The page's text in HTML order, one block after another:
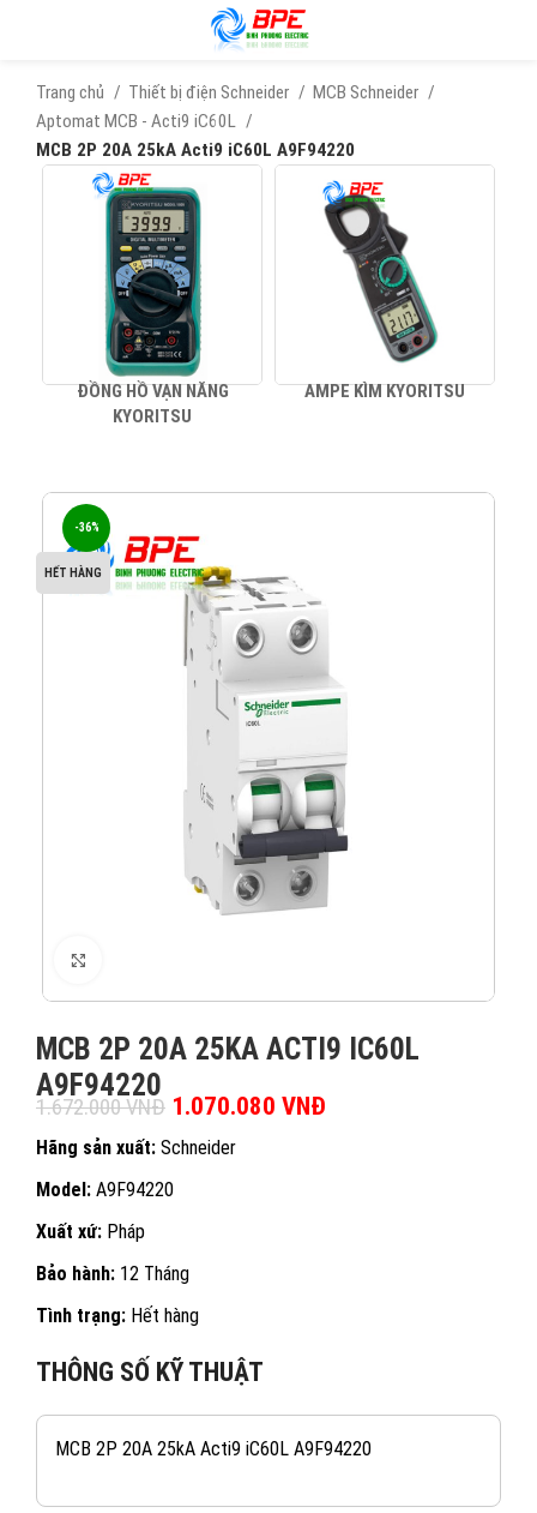
Trang chủ Thiết bị điện Schneider
MCB Schneider
Aptomat MCB - Acti9 iC60L
MCB 2P 20A 25kA Acti9 iC60L A9F94220
ĐỒNG HỒ VẠN NĂNG
KYORITSU
AMPE KÌM KYORITSU
-36%
HẾT HÀNG
MCB 2P 20A 25KA ACTI9 IC60L
A9F94220
1.672.000VNĐ Giá gốc là: 1.672.000 VNĐ.
1.070.080 VNĐ
Hãng sản xuất: Schneider
Model: A9F94220
Xuất xứ: Pháp
Bảo hành: 12 Tháng
Tình trạng: Hết hàng
THÔNG SỐ KỸ THUẬT
MCB 2P 20A 25kA Acti9 iC60L A9F94220